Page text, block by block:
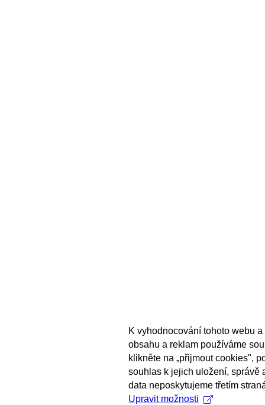
K vyhodnocování tohoto webu
obsahu a reklam používáme
klikněte na „přijmout cookies",
souhlas k jejich uložení, správě
data neposkytujeme třetím
Upravit možnosti